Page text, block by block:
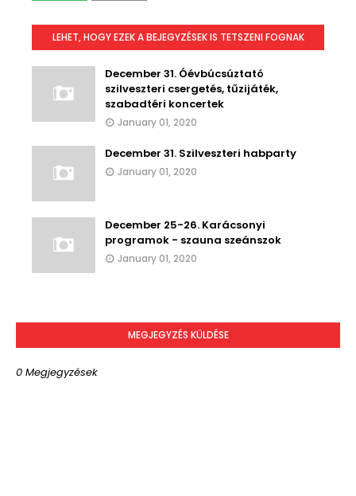
LEHET, HOGY EZEK A BEJEGYZÉSEK IS TETSZENI FOGNAK
December 31. Óévbúcsúztató
szilveszteri csergetés, tűzijáték,
szabadtéri koncertek
January 01, 2020
December 31. Szilveszteri habparty
January 01, 2020
December 25-26. Karácsonyi
programok - szauna szeánszok
January 01, 2020
MEGJEGYZÉS KÜLDÉSE
0 Megjegyzések